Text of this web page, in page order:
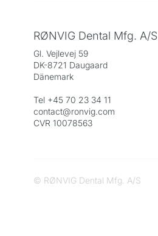
RØNVIG Dental Mfg. A/S
Gl. Vejlevej 59
DK-8721 Daugaard
Dänemark
Tel +45 70 23 34 11
contact@ronvig.com
CVR 10078563
© RØNVIG Dental Mfg. A/S